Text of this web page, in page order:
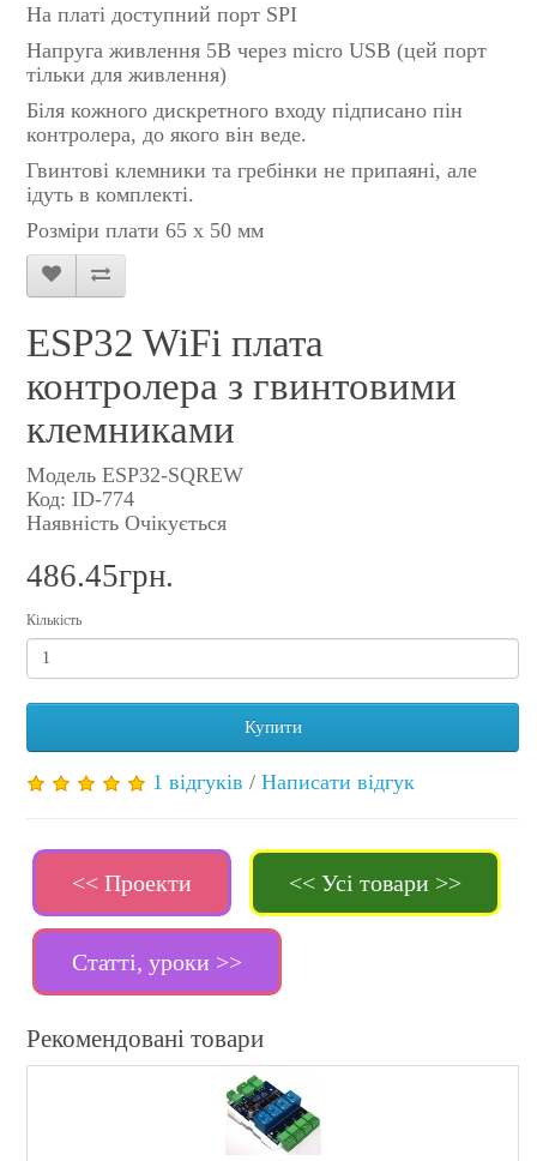
На платі доступний порт SPI
Напруга живлення 5В через micro USB (цей порт
тільки для живлення)
Біля кожного дискретного входу підписано пін
контролера, до якого він веде.
Гвинтові клемники та гребінки не припаяні, але
ідуть в комплекті.
Розміри плати 65 х 50 мм
ESP32 WiFi плата
контролера з гвинтовими
клемниками
Модель ESP32-SQREW
Код: ID-774
Наявність Очікується
486.45грн.
Кількість
Купити
1 відгуків / Написати відгук
<< Проекти << Усі товари >>
Статті, уроки >>
Рекомендовані товари